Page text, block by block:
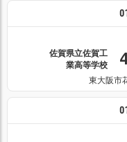
佐賀県立佐賀工
業高等学校
東大阪市